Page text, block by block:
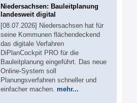
Niedersachsen: Bauleitplanung
landesweit digital
[08.07.2026] Niedersachsen hat für
seine Kommunen flächendeckend
das digitale Verfahren
DiPlanCockpit PRO für die
Bauleitplanung eingeführt. Das neue
Online-System soll
Planungsverfahren schneller und
einfacher machen. mehr...